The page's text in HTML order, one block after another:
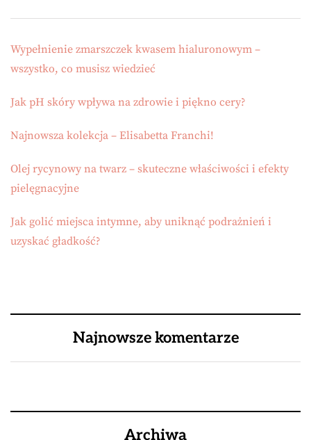
Wypełnienie zmarszczek kwasem hialuronowym –
wszystko, co musisz wiedzieć
Jak pH skóry wpływa na zdrowie i piękno cery?
Najnowsza kolekcja – Elisabetta Franchi!
Olej rycynowy na twarz – skuteczne właściwości i efekty
pielęgnacyjne
Jak golić miejsca intymne, aby uniknąć podrażnień i
uzyskać gładkość?
Najnowsze komentarze
Archiwa